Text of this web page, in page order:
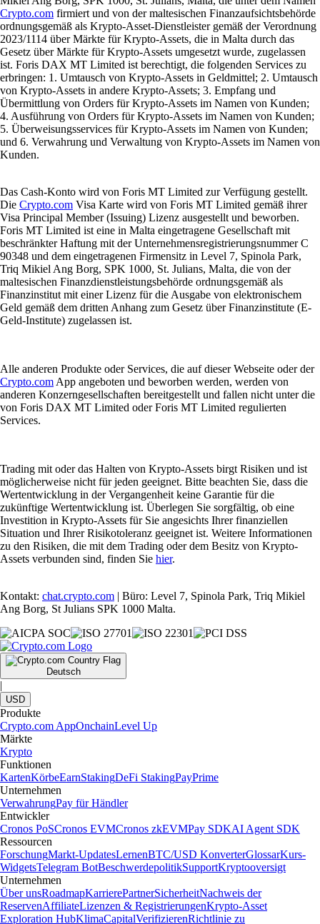
Crypto.com firmiert und von der maltesischen Finanzaufsichtsbehörde
ordnungsgemäß als Krypto-Asset-Dienstleister gemäß der Verordnung
2023/1114 über Märkte für Krypto-Assets, die in Malta durch das
Gesetz über Märkte für Krypto-Assets umgesetzt wurde, zugelassen
ist. Foris DAX MT Limited ist berechtigt, die folgenden Services zu
erbringen: 1. Umtausch von Krypto-Assets in Geldmittel; 2. Umtausch
von Krypto-Assets in andere Krypto-Assets; 3. Empfang und
Übermittlung von Orders für Krypto-Assets im Namen von Kunden;
4. Ausführung von Orders für Krypto-Assets im Namen von Kunden;
5. Überweisungsservices für Krypto-Assets im Namen von Kunden;
und 6. Verwahrung und Verwaltung von Krypto-Assets im Namen von
Kunden.
Das Cash-Konto wird von Foris MT Limited zur Verfügung gestellt.
Die Crypto.com Visa Karte wird von Foris MT Limited gemäß ihrer
Visa Principal Member (Issuing) Lizenz ausgestellt und beworben.
Foris MT Limited ist eine in Malta eingetragene Gesellschaft mit
beschränkter Haftung mit der Unternehmensregistrierungsnummer C
90348 und dem eingetragenen Firmensitz in Level 7, Spinola Park,
Triq Mikiel Ang Borg, SPK 1000, St. Julians, Malta, die von der
maltesischen Finanzdienstleistungsbehörde ordnungsgemäß als
Finanzinstitut mit einer Lizenz für die Ausgabe von elektronischem
Geld gemäß dem dritten Anhang zum Gesetz über Finanzinstitute (E-
Geld-Institute) zugelassen ist.
Alle anderen Produkte oder Services, die auf dieser Webseite oder der
Crypto.com App angeboten und beworben werden, werden von
anderen Konzerngesellschaften bereitgestellt und fallen nicht unter die
von Foris DAX MT Limited oder Foris MT Limited regulierten
Services.
Trading mit oder das Halten von Krypto-Assets birgt Risiken und ist
möglicherweise nicht für jeden geeignet. Bitte beachten Sie, dass die
Wertentwicklung in der Vergangenheit keine Garantie für die
zukünftige Wertentwicklung ist. Überlegen Sie sorgfältig, ob eine
Investition in Krypto-Assets für Sie angesichts Ihrer finanziellen
Situation und Ihrer Risikotoleranz geeignet ist. Weitere Informationen
zu den Risiken, die mit dem Trading oder dem Besitz von Krypto-
Assets verbunden sind, finden Sie hier.
Kontakt: chat.crypto.com | Büro: Level 7, Spinola Park, Triq Mikiel
Ang Borg, St Julians SPK 1000 Malta.
Deutsch
|
USD
Produkte
Crypto.com AppOnchainLevel Up
Märkte
Krypto
Funktionen
KartenKörbeEarnStakingDeFi StakingPayPrime
Unternehmen
VerwahrungPay für Händler
Entwickler
Cronos PoSCronos EVMCronos zkEVMPay SDKAI Agent SDK
Ressourcen
ForschungMarkt-UpdatesLernenBTC/USD KonverterGlossarKurs-
WidgetsTelegram BotBeschwerdepolitikSupportKryptooversigt
Unternehmen
Über unsRoadmapKarrierePartnerSicherheitNachweis der
ReservenAffiliateLizenzen & RegistrierungenKrypto-Asset
Exploration HubKlimaCapitalVerifizierenRichtlinie zu